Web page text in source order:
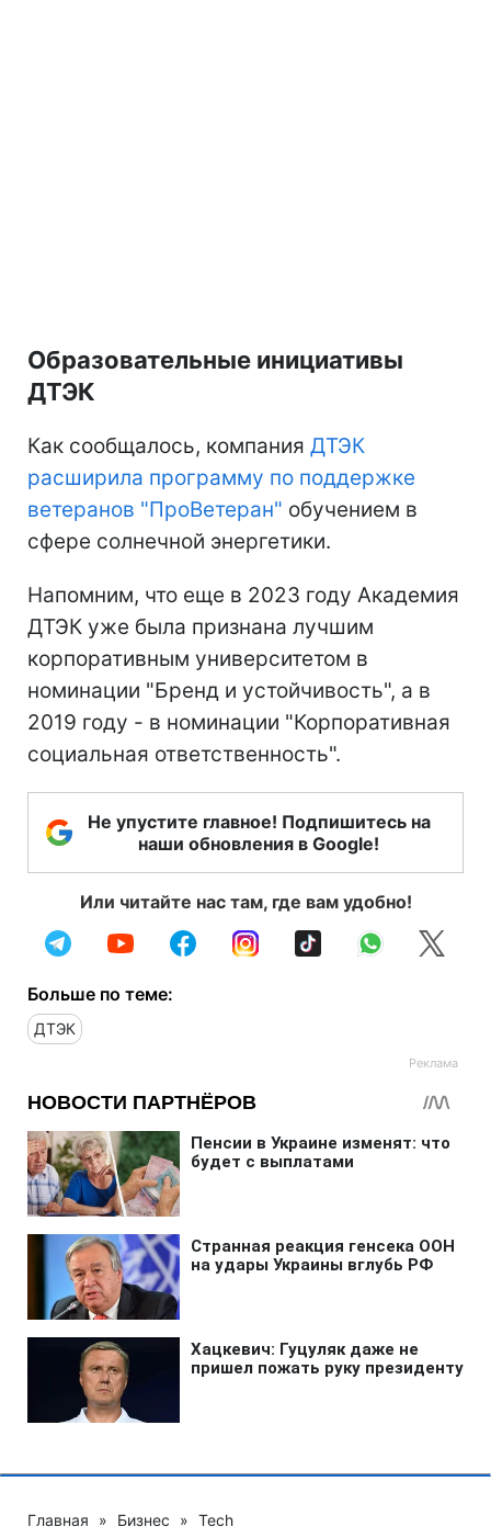
Образовательные инициативы
ДТЭК
Как сообщалось, компания ДТЭК
расширила программу по поддержке
ветеранов "ПроВетеран" обучением в
сфере солнечной энергетики.
Напомним, что еще в 2023 году Академия
ДТЭК уже была признана лучшим
корпоративным университетом в
номинации "Бренд и устойчивость", а в
2019 году - в номинации "Корпоративная
социальная ответственность".
Не упустите главное! Подпишитесь на
наши обновления в Google!
Или читайте нас там, где вам удобно!
Больше по теме:
ДТЭК
Главная » Бизнес » Tech